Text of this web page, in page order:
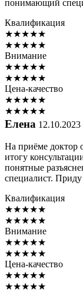
понимающий
Квалификация
★★★★★
★★★★★
Внимание
★★★★★
★★★★★
Цена-качество
★★★★★
★★★★★
Елена 12.10.2023
На приёме доктор
итогу
понятные
специалист.
Квалификация
★★★★★
★★★★★
Внимание
★★★★★
★★★★★
Цена-качество
★★★★★
★★★★★